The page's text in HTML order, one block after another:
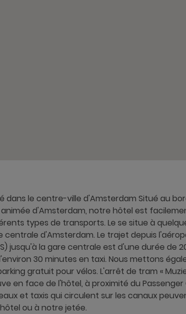
dans le centre-ville d'Amsterdam Situé au
animée d'Amsterdam, notre hôtel est
types de transports. Le se situe à
centrale d'Amsterdam. Le trajet depuis
jusqu'à la gare centrale est d'une durée de
30 minutes en taxi. Nous mettons
gratuit pour vélos. L'arrêt de tram «
en face de l'hôtel, à proximité du Passenger
et taxis qui circulent sur les canaux
ou à notre jetée.